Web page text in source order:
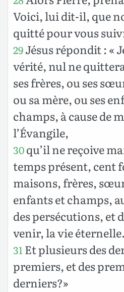
Voici, lui dit-il, que
quitté pour vous
29Jésus répondit : «
vérité, nul ne
ses frères, ou ses
ou sa mère, ou ses
champs, à cause de
l’Évangile,
30qu’il ne reçoive
temps présent, cent
maisons, frères,
enfants et champs,
des persécutions, et
venir, la vie éternelle.
31Et plusieurs des
premiers, et des
derniers?»